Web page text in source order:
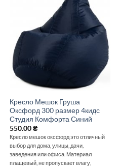
Кресло Мешок Груша
Оксфорд 300 размер 4кидс
Студия Комфорта Синий
550.00₴
Кресло мешок оксфорд это отличный
выбор для дома, улицы, дачи,
заведения или офиса. Материал
плащевый, не пропускает влагу,